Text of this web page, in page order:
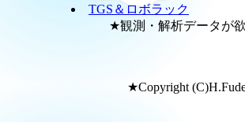
TGS＆ロボラック
★観測・解析データが欲し
★Copyright